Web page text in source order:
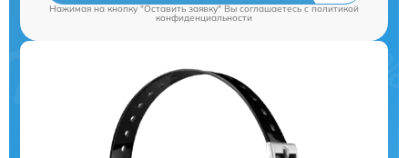
Нажимая на кнопку "Оставить заявку" Вы соглашаетесь cполитикой
конфиденциальности